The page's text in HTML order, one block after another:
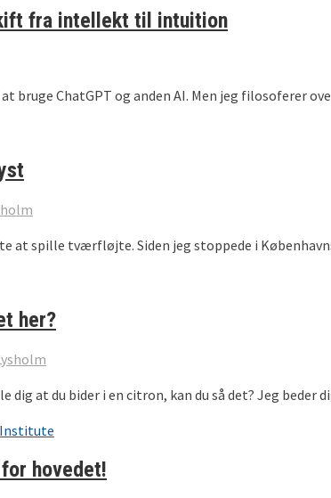
fra intellekt til intuition
bruge ChatGPT og anden AI. Men jeg filosoferer
at spille tværfløjte. Siden jeg stoppede i
her?
dig at du bider i en citron, kan du så det? Jeg beder
hovedet!